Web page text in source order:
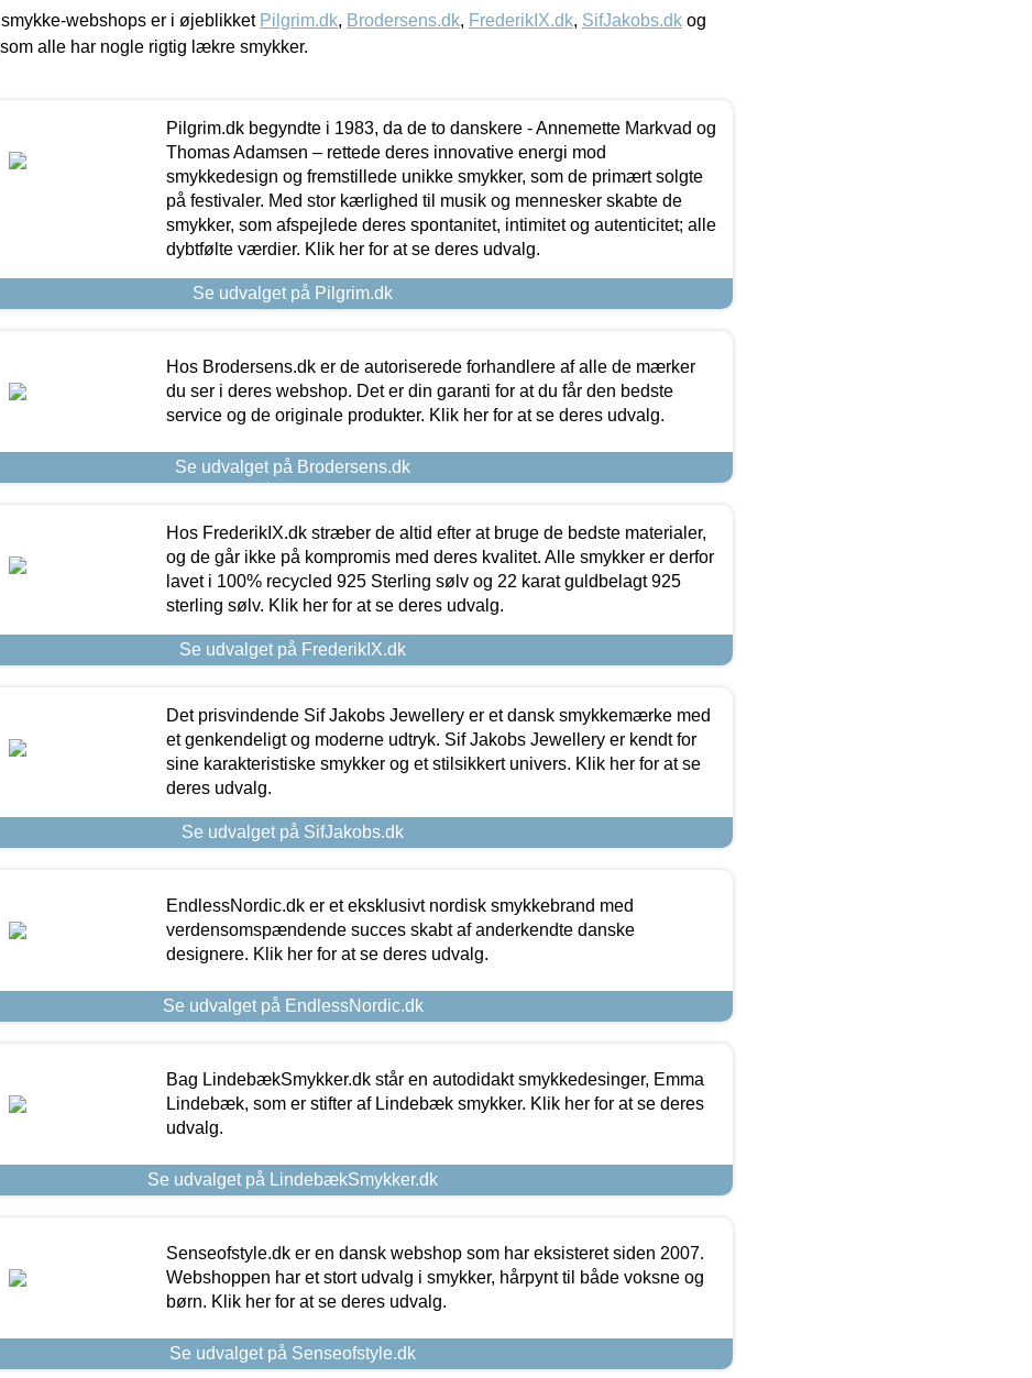
webshops er i øjeblikket Pilgrim.dk, Brodersens.dk, FrederikIX.dk, SifJakobs.dk og
alle har nogle rigtig lækre smykker.
Pilgrim.dk begyndte i 1983, da de to danskere - Annemette Markvad og
Thomas Adamsen – rettede deres innovative energi mod
smykkedesign og fremstillede unikke smykker, som de primært solgte
på festivaler. Med stor kærlighed til musik og mennesker skabte de
smykker, som afspejlede deres spontanitet, intimitet og autenticitet; alle
dybtfølte værdier. Klik her for at se deres udvalg.
Se udvalget på Pilgrim.dk
Hos Brodersens.dk er de autoriserede forhandlere af alle de mærker
du ser i deres webshop. Det er din garanti for at du får den bedste
service og de originale produkter. Klik her for at se deres udvalg.
Se udvalget på Brodersens.dk
Hos FrederikIX.dk stræber de altid efter at bruge de bedste materialer,
og de går ikke på kompromis med deres kvalitet. Alle smykker er derfor
lavet i 100% recycled 925 Sterling sølv og 22 karat guldbelagt 925
sterling sølv. Klik her for at se deres udvalg.
Se udvalget på FrederikIX.dk
Det prisvindende Sif Jakobs Jewellery er et dansk smykkemærke med
et genkendeligt og moderne udtryk. Sif Jakobs Jewellery er kendt for
sine karakteristiske smykker og et stilsikkert univers. Klik her for at se
deres udvalg.
Se udvalget på SifJakobs.dk
EndlessNordic.dk er et eksklusivt nordisk smykkebrand med
verdensomspændende succes skabt af anderkendte danske
designere. Klik her for at se deres udvalg.
Se udvalget på EndlessNordic.dk
Bag LindebækSmykker.dk står en autodidakt smykkedesinger, Emma
Lindebæk, som er stifter af Lindebæk smykker. Klik her for at se deres
udvalg.
Se udvalget på LindebækSmykker.dk
Senseofstyle.dk er en dansk webshop som har eksisteret siden 2007.
Webshoppen har et stort udvalg i smykker, hårpynt til både voksne og
børn. Klik her for at se deres udvalg.
Se udvalget på Senseofstyle.dk